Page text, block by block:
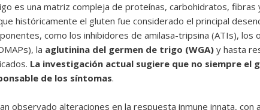
es una matriz compleja de proteínas, carbohidratos, fibras
históricamente el gluten fue considerado el principal
como los inhibidores de amilasa-tripsina (ATIs), los
la aglutinina del germen de trigo (WGA) y hasta
La investigación actual sugiere que no siempre el
de los síntomas.
observado alteraciones en la respuesta inmune innata,